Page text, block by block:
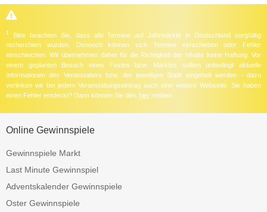
1
Bitte beachten Sie, dass alle Termine auf Jahrmärkte in Deutschland sorgfältig
recherchiert wurden. Dennoch können sich Termine verschieben oder Fehler
einschleichen. Wir übernehmen daher für die Richtigkeit der Inhalte keine Haftung. Vor
einem geplanten Besuch eines Festes bzw. Marktes sollten unbedingt aktuelle
Informationen des Veranstalters bzw. der jeweiligen Stadt eingeholt werden - dazu
verlinken wir bei jedem Veranstaltungseintrag auch eine weitere Webseite. Sie haben
einen Fehler entdeckt? Dann können Sie dies hier melden.
Online Gewinnspiele
Gewinnspiele Markt
Last Minute Gewinnspiel
Adventskalender Gewinnspiele
Oster Gewinnspiele